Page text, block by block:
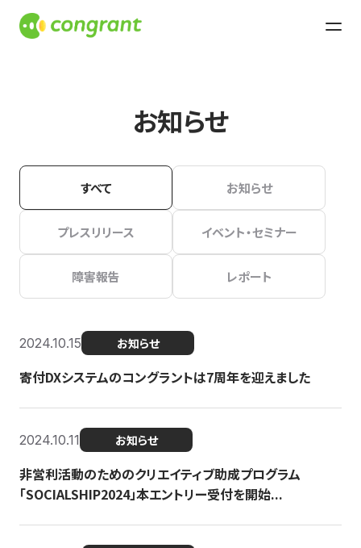
お知らせ
すべて お知らせ
プレスリリース イベント・セミナー
障害報告 レポート
2024.10.15 お知らせ
寄付DXシステムのコングラントは7周年を迎えました
2024.10.11 お知らせ
非営利活動のためのクリエイティブ助成プログラム
「SOCIALSHIP2024」本エントリー受付を開始...